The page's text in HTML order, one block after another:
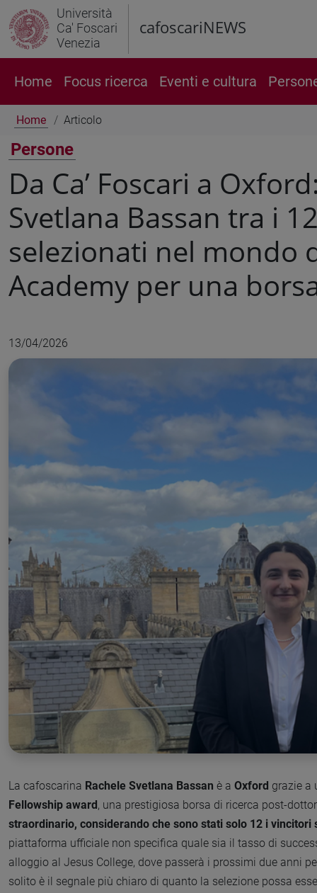
Università
Ca' Foscari
Venezia
cafoscariNEWS
Home Focus ricerca Eventi e cultura
Home Articolo
Persone
Da Ca’ Foscari a
Svetlana Bassan tra i
selezionati nel mondo
Academy per una
13/04/2026
La cafoscarina Rachele Svetlana Bassan è a Oxford grazie a
Fellowship award, una prestigiosa borsa di ricerca post-
straordinario, considerando che sono stati solo 12 i
piattaforma ufficiale non specifica quale sia il tasso di
alloggio al Jesus College, dove passerà i prossimi due anni
solito è il segnale più chiaro di quanto la selezione possa